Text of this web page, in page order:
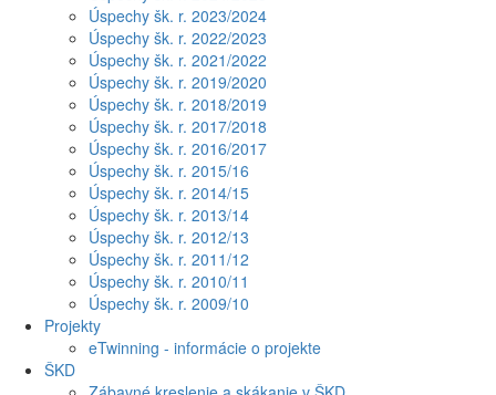
Úspechy šk. r. 2023/2024
Úspechy šk. r. 2022/2023
Úspechy šk. r. 2021/2022
Úspechy šk. r. 2019/2020
Úspechy šk. r. 2018/2019
Úspechy šk. r. 2017/2018
Úspechy šk. r. 2016/2017
Úspechy šk. r. 2015/16
Úspechy šk. r. 2014/15
Úspechy šk. r. 2013/14
Úspechy šk. r. 2012/13
Úspechy šk. r. 2011/12
Úspechy šk. r. 2010/11
Úspechy šk. r. 2009/10
Projekty
eTwinning - informácie o projekte
ŠKD